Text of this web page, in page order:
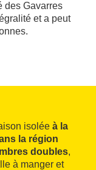
des Gavarres
et a peut
isolée à la
la région
doubles,
à manger et